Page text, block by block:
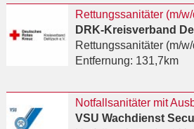
DRK-Kreisverband
Rettungssanitäter (m/
Entfernung: 131,7km
VSU Wachdienst